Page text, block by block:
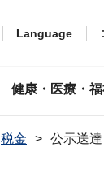
Language
健康・医療・
税金 公示送達